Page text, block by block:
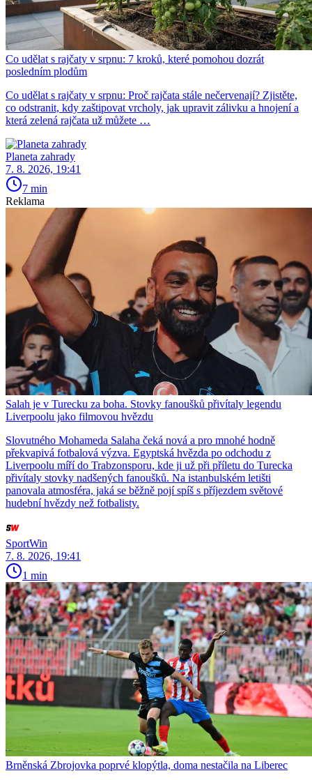
Co udělat s rajčaty v srpnu: 7 kroků, které pomohou dozrát
posledním plodům
Co udělat s rajčaty v srpnu: Proč rajčata stále nečervenají? Zjistěte,
co odstranit, kdy zaštipovat vrcholy, jak upravit zálivku a hnojení a
která zelená rajčata už můžete …
Planeta zahrady
7. 8. 2026, 19:41
7 min
Reklama
Salah je v Turecku za boha. Stovky fanoušků přivítaly legendu
Liverpoolu jako filmovou hvězdu
Slovutného Mohameda Salaha čeká nová a pro mnohé hodně
překvapivá fotbalová výzva. Egyptská hvězda po odchodu z
Liverpoolu míří do Trabzonsporu, kde ji už při příletu do Turecka
přivítaly stovky nadšených fanoušků. Na istanbulském letišti
panovala atmosféra, jaká se běžně pojí spíš s příjezdem světové
hudební hvězdy než fotbalisty.
SportWin
7. 8. 2026, 19:41
1 min
Brněnská Zbrojovka poprvé klopýtla, doma nestačila na Liberec